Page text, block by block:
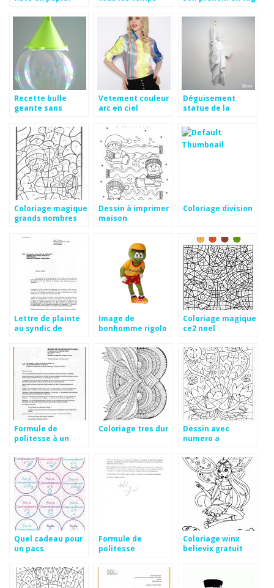
Recette bulle
geante sans
Vetement couleur
arc en ciel
Déguisement
statue de la
Coloriage magique
grands nombres
Dessin à imprimer
maison
Coloriage division
Lettre de plainte
au syndic de
Image de
bonhomme rigolo
Coloriage magique
ce2 noel
Formule de
politesse à un
Coloriage tres dur
Dessin avec
numero a
Quel cadeau pour
un pacs
Formule de
politesse
république
Coloriage winx
believix gratuit